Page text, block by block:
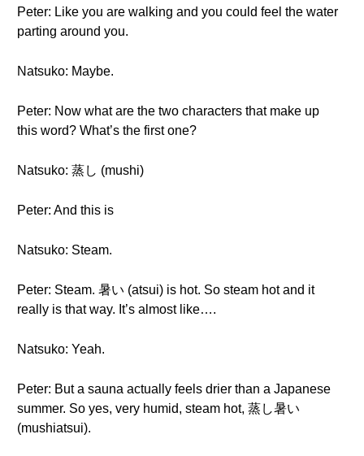
Peter: Like you are walking and you could feel the water
parting around you.
Natsuko: Maybe.
Peter: Now what are the two characters that make up
this word? What’s the first one?
Natsuko: 蒸し (mushi)
Peter: And this is
Natsuko: Steam.
Peter: Steam. 暑い (atsui) is hot. So steam hot and it
really is that way. It’s almost like….
Natsuko: Yeah.
Peter: But a sauna actually feels drier than a Japanese
summer. So yes, very humid, steam hot, 蒸し暑い
(mushiatsui).